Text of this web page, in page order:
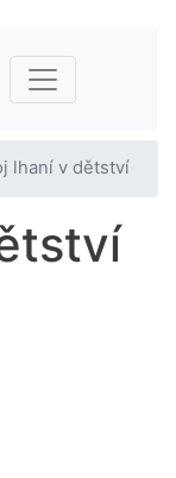
lhaní v dětství